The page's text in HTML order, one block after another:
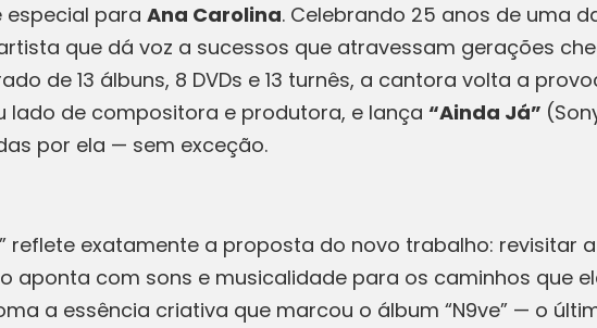
especial para Ana Carolina. Celebrando 25 anos de uma
que dá voz a sucessos que atravessam gerações
de 13 álbuns, 8 DVDs e 13 turnês, a cantora volta a
lado de compositora e produtora, e lança “Ainda Já”
por ela — sem exceção.
reflete exatamente a proposta do novo trabalho: revisitar
aponta com sons e musicalidade para os caminhos que
a essência criativa que marcou o álbum “N9ve” — o